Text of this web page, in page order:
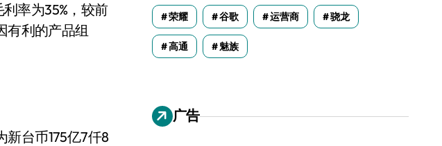
率为35%，较前
有利的产品组
新台币175亿7仟8
荣耀 谷歌 运营商 骁龙
高通 魅族
广告